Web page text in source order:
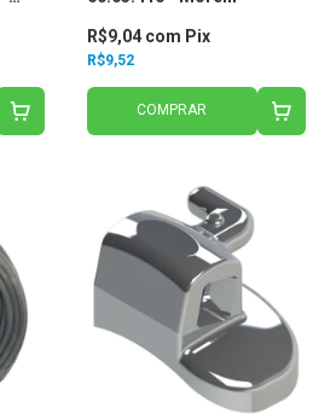
R$9,52
R$9,04 com Pix
COMPRAR